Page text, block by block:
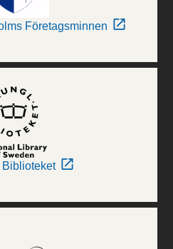
Företagsminnen